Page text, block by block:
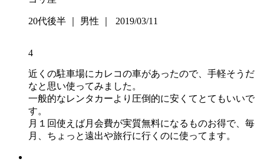
20代後半 ｜ 男性 ｜ 2019/03/11
4
近くの駐車場にカレコの車があったので、手軽そうだ
なと思い使ってみました。
一般的なレンタカーより圧倒的に安くてとてもいいで
す。
月１回使えば月会費が実質無料になるものお得で、毎
月、ちょっと遠出や旅行に行くのに使ってます。